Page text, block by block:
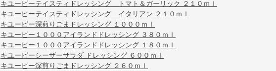
キユーピーテイスティドレッシング トマト＆ガーリック ２１０ｍｌ
キユーピーテイスティドレッシング イタリアン ２１０ｍｌ
キユーピー深煎りごまドレッシング １０００ｍｌ
キユーピー１０００アイランドドレッシング ３８０ｍｌ
キユーピー１０００アイランドドレッシング １８０ｍｌ
キユーピーシーザーサラダ ドレッシング ６００ｍｌ
キユーピー深煎りごまドレッシング ２６０ｍｌ